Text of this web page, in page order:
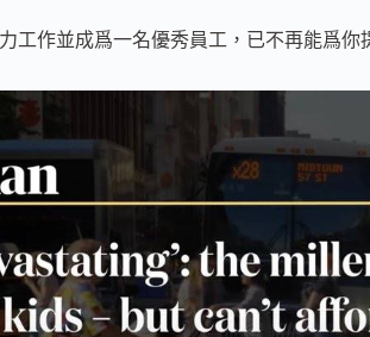
工作並成爲一名優秀員工，已不再能爲你